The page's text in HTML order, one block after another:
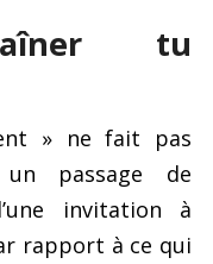
tu
» ne fait pas
passage de
invitation à
rapport à ce qui